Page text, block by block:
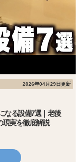
2026年04月29日更新
なる設備7選｜老後
現実を徹底解説